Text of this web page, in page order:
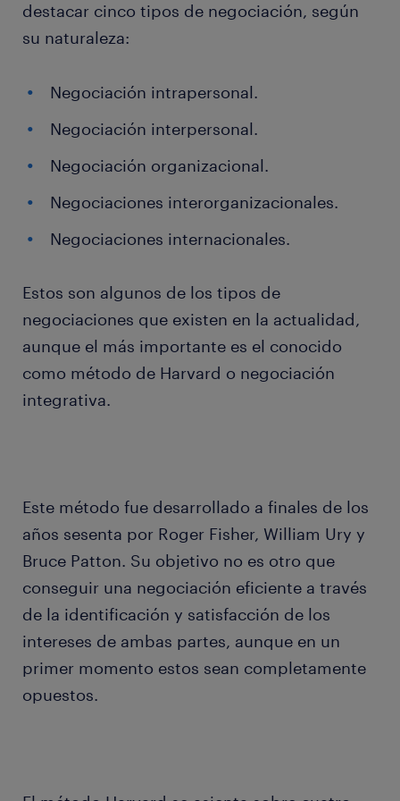
destacar cinco tipos de negociación, según
su naturaleza:
Negociación intrapersonal.
Negociación interpersonal.
Negociación organizacional.
Negociaciones interorganizacionales.
Negociaciones internacionales.
Estos son algunos de los tipos de
negociaciones que existen en la actualidad,
aunque el más importante es el conocido
como método de Harvard o negociación
integrativa.
Este método fue desarrollado a finales de los
años sesenta por Roger Fisher, William Ury y
Bruce Patton. Su objetivo no es otro que
conseguir una negociación eficiente a través
de la identificación y satisfacción de los
intereses de ambas partes, aunque en un
primer momento estos sean completamente
opuestos.